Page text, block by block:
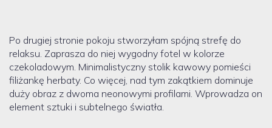
Po drugiej stronie pokoju stworzyłam spójną strefę do
relaksu. Zaprasza do niej wygodny fotel w kolorze
czekoladowym. Minimalistyczny stolik kawowy pomieści
filiżankę herbaty. Co więcej, nad tym zakątkiem dominuje
duży obraz z dwoma neonowymi profilami. Wprowadza on
element sztuki i subtelnego światła.